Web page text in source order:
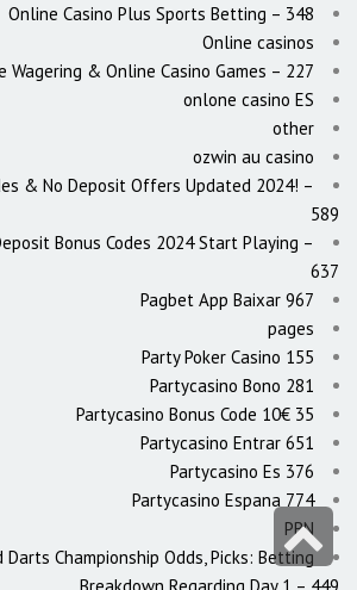
Online Casino Plus Sports Betting – 348
Online casinos
Wagering & Online Casino Games – 227
onlone casino ES
other
ozwin au casino
& No Deposit Offers Updated 2024! –
589
Bonus Codes 2024 Start Playing –
637
Pagbet App Baixar 967
pages
Party Poker Casino 155
Partycasino Bono 281
Partycasino Bonus Code 10€ 35
Partycasino Entrar 651
Partycasino Es 376
Partycasino Espana 774
PBN
Darts Championship Odds, Picks: Betting
גלילה
לראש